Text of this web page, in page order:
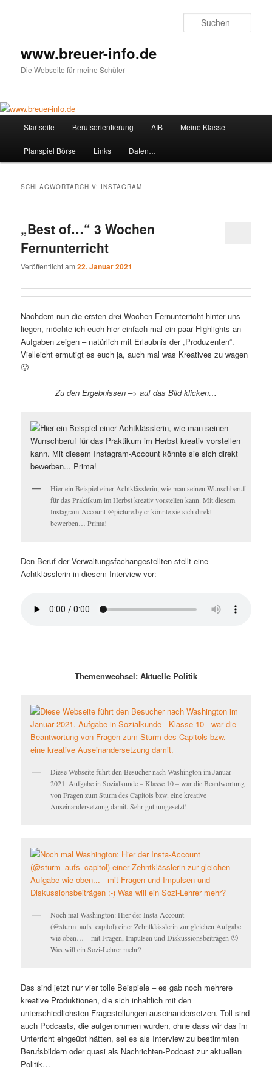
www.breuer-info.de
Die Webseite für meine Schüler
Startseite Berufsorientierung AIB Meine Klasse
Planspiel Börse Links Daten…
SCHLAGWORTARCHIV: INSTAGRAM
„Best of…“ 3 Wochen
Fernunterricht
Veröffentlicht am22. Januar 2021
Nachdem nun die ersten drei Wochen Fernunterricht hinter uns
liegen, möchte ich euch hier einfach mal ein paar Highlights an
Aufgaben zeigen – natürlich mit Erlaubnis der „Produzenten“.
Vielleicht ermutigt es euch ja, auch mal was Kreatives zu wagen
🙂
Zu den Ergebnissen –> auf das Bild klicken…
Hier ein Beispiel einer Achtklässlerin, wie man seinen Wunschberuf
für das Praktikum im Herbst kreativ vorstellen kann. Mit diesem
Instagram-Account @picture.by.cr könnte sie sich direkt
bewerben… Prima!
Den Beruf der Verwaltungsfachangestellten stellt eine
Achtklässlerin in diesem Interview vor:
Themenwechsel: Aktuelle Politik
Diese Webseite führt den Besucher nach Washington im Januar
2021. Aufgabe in Sozialkunde – Klasse 10 – war die Beantwortung
von Fragen zum Sturm des Capitols bzw. eine kreative
Auseinandersetzung damit. Sehr gut umgesetzt!
Noch mal Washington: Hier der Insta-Account
(@sturm_aufs_capitol) einer Zehntklässlerin zur gleichen Aufgabe
wie oben… – mit Fragen, Impulsen und Diskussionsbeiträgen 🙂
Was will ein Sozi-Lehrer mehr?
Das sind jetzt nur vier tolle Beispiele – es gab noch mehrere
kreative Produktionen, die sich inhaltlich mit den
unterschiedlichsten Fragestellungen auseinandersetzen. Toll sind
auch Podcasts, die aufgenommen wurden, ohne dass wir das im
Unterricht eingeübt hätten, sei es als Interview zu bestimmten
Berufsbildern oder quasi als Nachrichten-Podcast zur aktuellen
Politik…